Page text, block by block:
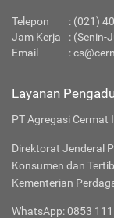
Telepon : (021)
Jam Kerja
: (Senin-
Email
:
Layanan
PT Agregasi Cermat
Direktorat Jenderal
Konsumen dan
Kementerian
WhatsApp: 0853